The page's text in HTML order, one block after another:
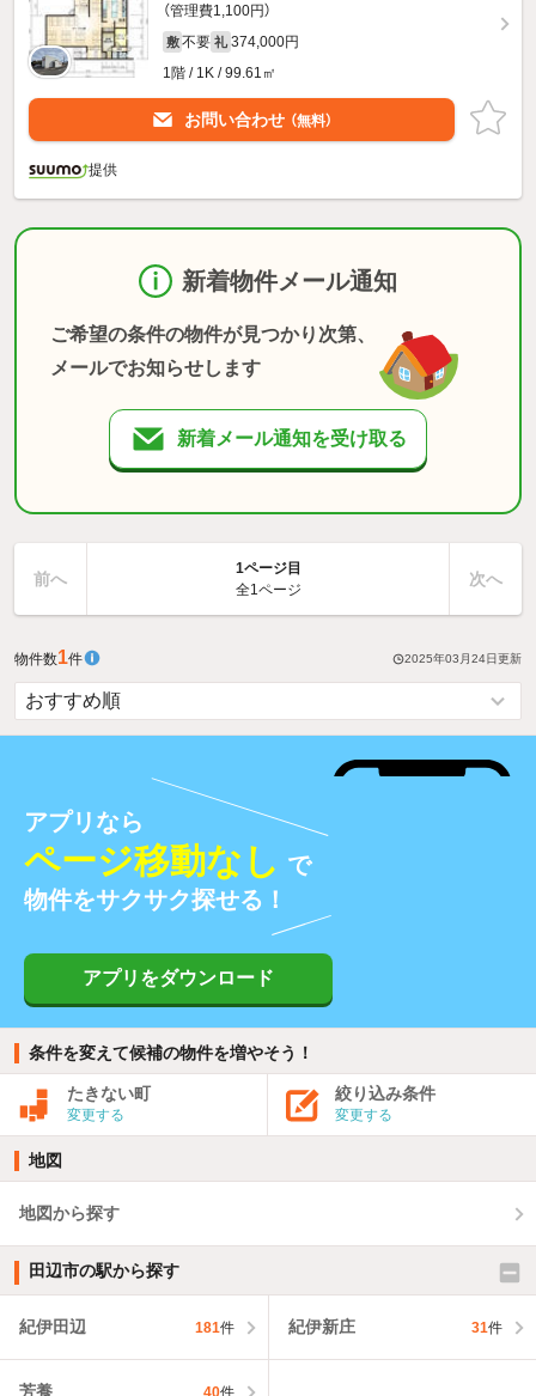
（管理費1,100円）
敷 不要 礼 374,000円
1階 / 1K / 99.61㎡
お問い合わせ （無料）
提供
新着物件メール通知
ご希望の条件の物件が見つかり次第、
メールでお知らせします
新着メール通知を受け取る
前へ
1ページ目
全1ページ
次へ
物件数1件 2025年03月24日 更新
アプリなら
ページ移動なし で
物件をサクサク探せる！
アプリをダウンロード
条件を変えて候補の物件を増やそう！
たきない町
変更する
絞り込み条件
変更する
地図
地図から探す
田辺市の駅から探す
紀伊田辺 181件 紀伊新庄 31件
芳養 40件